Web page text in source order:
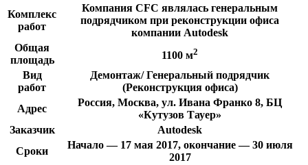
Комплекс
работ
Компания CFC являлась генеральным
подрядчиком при реконструкции офиса
компании Autodesk
Общая
площадь
1100 м2
Вид
работ
Демонтаж/ Генеральный подрядчик
(Реконструкция офиса)
Адрес
Россия, Москва, ул. Ивана Франко 8, БЦ
«Кутузов Тауер»
Заказчик
Autodesk
Сроки
Начало — 17 мая 2017, окончание — 30 июля
2017